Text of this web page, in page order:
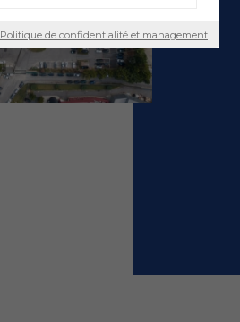
Politique de confidentialité et management